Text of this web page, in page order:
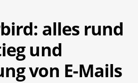
alles rund
und
von E-Mails